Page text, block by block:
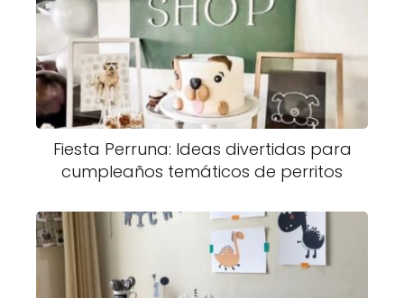
Fiesta Perruna: Ideas divertidas para
cumpleaños temáticos de perritos